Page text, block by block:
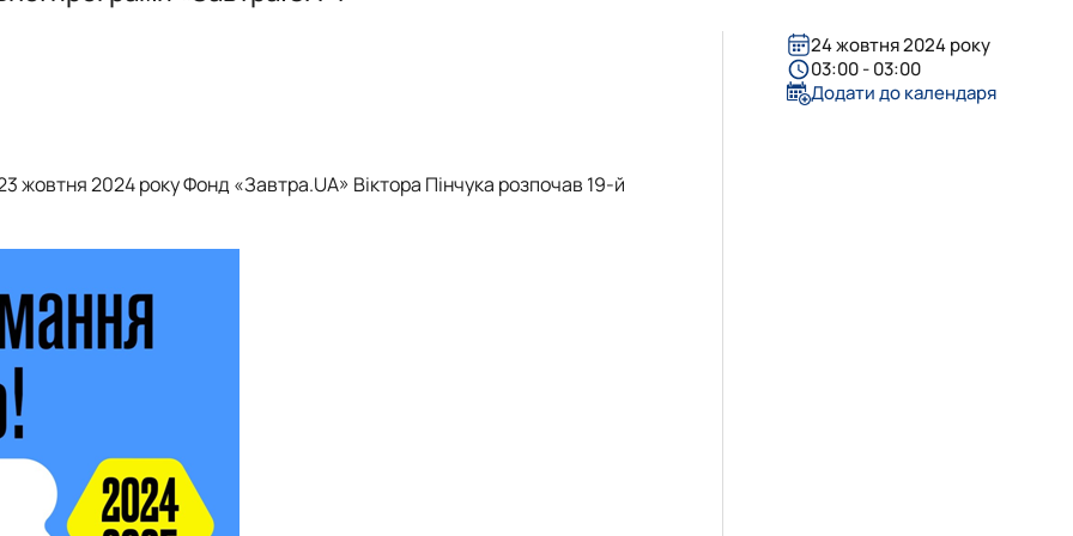
кафедриРобочі програми
жовтня 2024 року Фонд «Завтра.UA» Віктора Пінчука розпочав 19-й
24 жовтня 2024 року
03:00 - 03:00
Додати до календаря